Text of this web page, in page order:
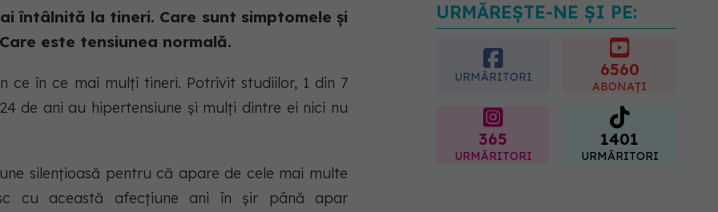
întâlnită la tineri. Care sunt simptomele și
este tensiunea normală.
ce în ce mai mulți tineri. Potrivit studiilor, 1 din 7
de ani au hipertensiune și mulți dintre ei nici nu
silențioasă pentru că apare de cele mai multe
cu această afecțiune ani în șir până apar
Cum aleg medicii
combinația potrivită de
medicamente pentru
hipertensiune. De ce doi
pacienți cu aceeași
tensiune pot primi
tratamente diferite
06.08.2026, 16:19
URMĂREȘTE-NE ȘI PE:
URMĂRITORI 6560
ABONAȚI
365
URMĂRITORI
1401
URMĂRITORI